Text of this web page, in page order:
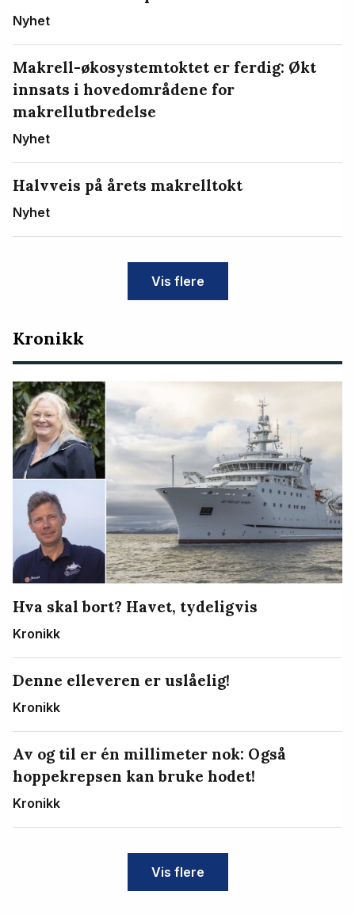
Nyhet
Makrell-økosystemtoktet er ferdig: Økt
innsats i hovedområdene for
makrellutbredelse
Nyhet
Halvveis på årets makrelltokt
Nyhet
Vis flere
Kronikk
Hva skal bort? Havet, tydeligvis
Kronikk
Denne elleveren er uslåelig!
Kronikk
Av og til er én millimeter nok: Også
hoppekrepsen kan bruke hodet!
Kronikk
Vis flere